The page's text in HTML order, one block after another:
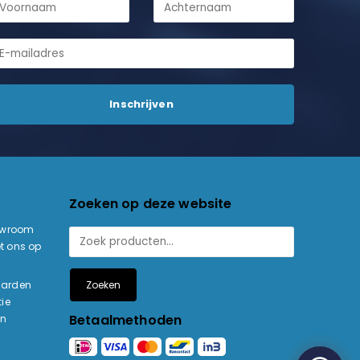
ons op
Zoeken op deze website
Zoeken
Betaalmethoden